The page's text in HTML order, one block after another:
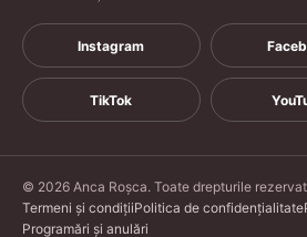
Instagram
TikTok
© 2026 Anca Roșca. Toate drepturile
Termeni și condițiiPolitica de confidențialitate
Programări și anulări